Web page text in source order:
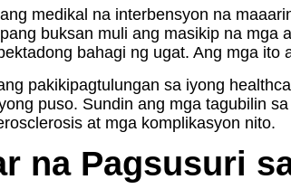
medikal na interbensyon na
buksan muli ang masikip na
bahagi ng ugat. Ang mga
pakikipagtulungan sa iyong
puso. Sundin ang mga tagubilin
at mga komplikasyon nito.
na Pagsusuri